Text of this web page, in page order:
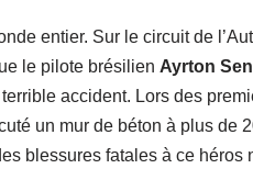
entier. Sur le circuit de
le pilote brésilien Ayrton
accident. Lors des
un mur de béton à plus de
blessures fatales à ce héros